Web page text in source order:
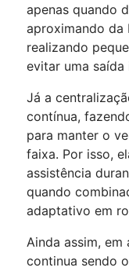
apenas quando
aproximando da
realizando
evitar uma
Já a
contínua,
para manter o
faixa. Por isso,
assistência
quando
adaptativo em
Ainda assim,
continua sendo